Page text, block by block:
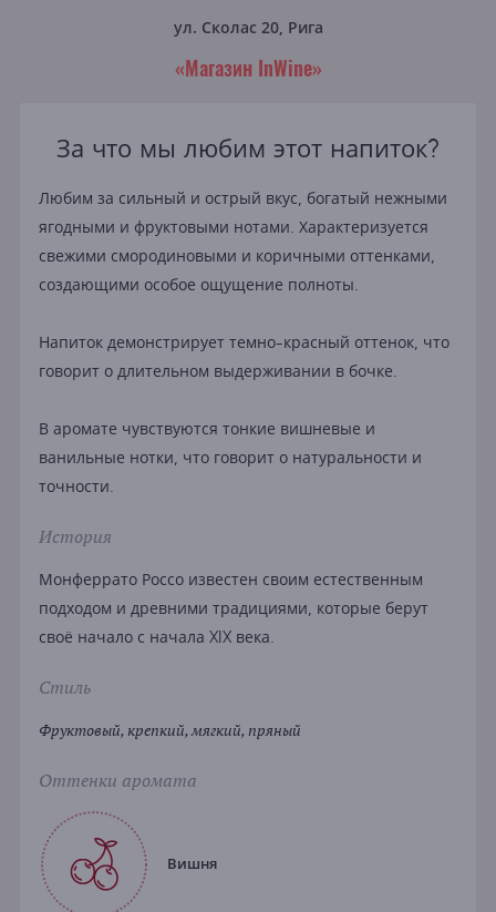
ул. Сколас 20, Рига
«Магазин InWine»
За что мы любим этот напиток?
Любим за сильный и острый вкус, богатый нежными
ягодными и фруктовыми нотами. Характеризуется
свежими смородиновыми и коричными оттенками,
создающими особое ощущение полноты.
Напиток демонстрирует темно-красный оттенок, что
говорит о длительном выдерживании в бочке.
В аромате чувствуются тонкие вишневые и
ванильные нотки, что говорит о натуральности и
точности.
История
Монферрато Россо известен своим естественным
подходом и древними традициями, которые берут
своё начало с начала XIX века.
Стиль
Фруктовый, крепкий, мягкий, пряный
Оттенки аромата
Вишня